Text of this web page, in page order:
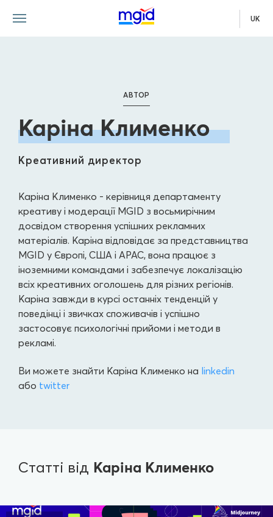
UK
АВТОР
Каріна Клименко
Креативний директор
Каріна Клименко - керівниця департаменту
креативу і модерації MGID з восьмирічним
досвідом створення успішних рекламних
матеріалів. Каріна відповідає за представництва
MGID у Європі, США і APAC, вона працює з
іноземними командами і забезпечує локалізацію
всіх креативних оголошень для різних регіонів.
Каріна завжди в курсі останніх тенденцій у
поведінці і звичках споживачів і успішно
застосовує психологічні прийоми і методи в
рекламі.
Ви можете знайти Каріна Клименко на linkedin
або twitter
Статті від Каріна Клименко